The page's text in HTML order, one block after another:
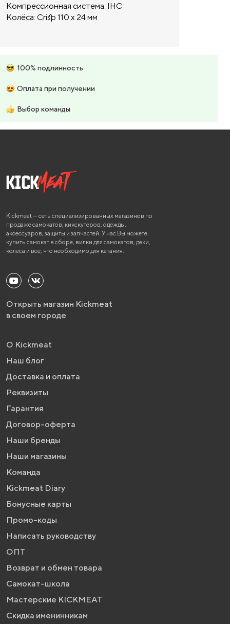
Компрессионная система: IHC
Колёса: Crisp 110 х 24 мм
100% подлинность
Оплата при получении
Выбор команды
Kickmeat — сеть специализированных магазинов по
продаже самокатов, кикскутеров, одежды,
аксессуаров, защиты и запчастей. У нас Вы можете
купить самокат в сборе, вилки для самокатов, деки,
колеса и все, что необходимо для катания.
Открыть магазин Kickmeat
в своем городе
О Kickmeat
Наш блог
Доставка и оплата
Реквизиты
Гарантия
Договор-оферта
Наши бренды
Наши магазины
Команда
Kickmeat Diary
Бонусные карты
Промо-коды
Написать руководству
ОПТ
Возврат и обмен товара
Самокат-школа
Мастерские KICKMEAT
Скидка именинникам